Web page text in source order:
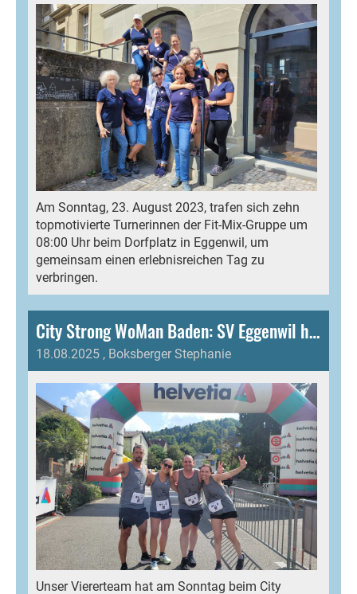
Am Sonntag, 23. August 2023, trafen sich zehn
topmotivierte Turnerinnen der Fit-Mix-Gruppe um
08:00 Uhr beim Dorfplatz in Eggenwil, um
gemeinsam einen erlebnisreichen Tag zu
verbringen.
City Strong WoMan Baden: SV Eggenwil holt 3. Rang in der Teamwertung (10 km) und 2. Rang im City StrongKids U08
18.08.2025 , Boksberger Stephanie
Unser Viererteam hat am Sonntag beim City